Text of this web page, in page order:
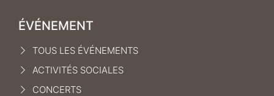
ÉVÉNEMENT
TOUS LES ÉVÉNEMENTS
ACTIVITÉS SOCIALES
CONCERTS